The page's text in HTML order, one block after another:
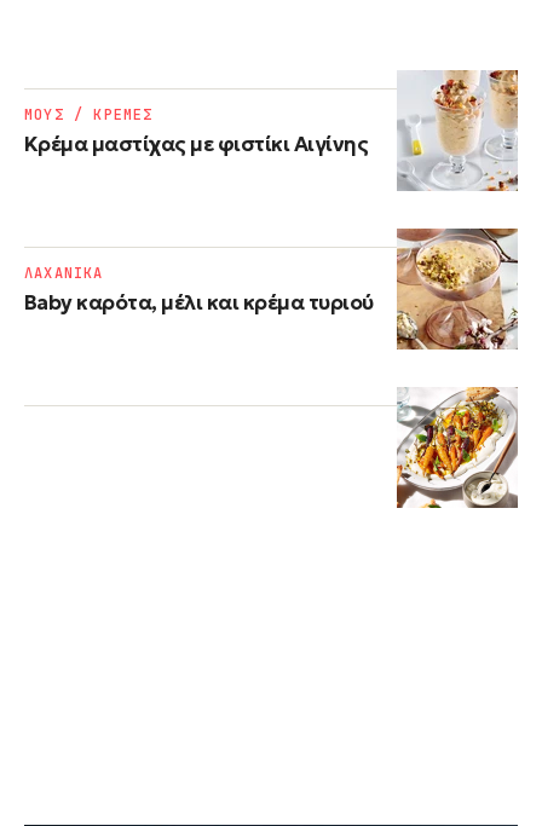
Κρέμα μαστίχας με φιστίκι Αιγίνης
ΜΟΥΣ / ΚΡΕΜΕΣ
Baby καρότα, μέλι και κρέμα τυριού
ΛΑΧΑΝΙΚΑ